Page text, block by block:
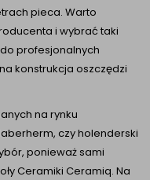
pieca. Warto
i wybrać taki
profesjonalnych
konstrukcja oszczędzi
na rynku
czy holenderski
ponieważ sami
Ceramiki Ceramiq. Na